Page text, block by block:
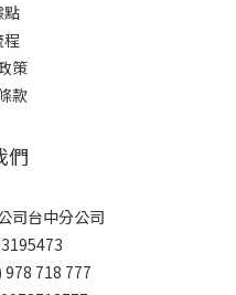
點
程
策
款
們
司台中分公司
718 777